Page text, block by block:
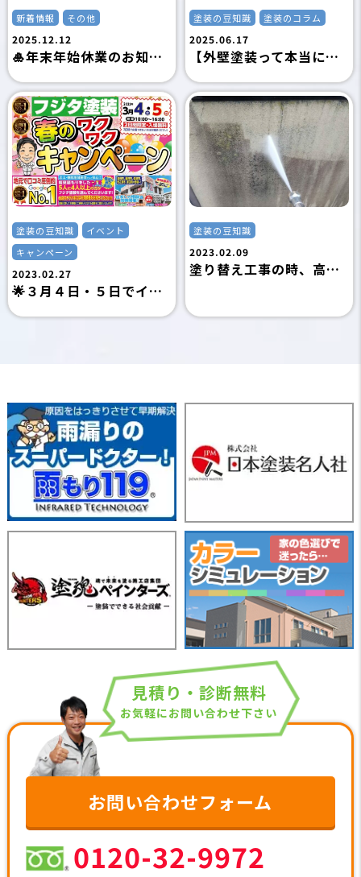
新着情報 その他
2025.12.12
🎍年末年始休業のお知らせ🎍｜島田市の外壁塗装専門店フジタ塗装
塗装の豆知識 塗装のコラム
2025.06.17
【外壁塗装って本当にやらないとダメ？】放置するとどうなる？目的と必要な理由を解説！
塗装の豆知識
イベント
キャンペーン
2023.02.27
🌟３月４日・５日でイベントを行います🌟｜島田市の外壁塗装専門店フジタ塗装
塗装の豆知識
2023.02.09
塗り替え工事の時、高圧洗浄は本当に必要？｜島田市の外壁塗装専門店フジタ塗装
見積り・診断無料
お気軽にお問い合わせ下さい
お問い合わせフォーム
0120-32-9972